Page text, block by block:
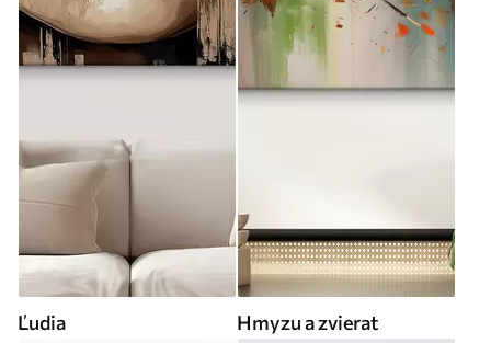
Ľudia Hmyzu a zvierat